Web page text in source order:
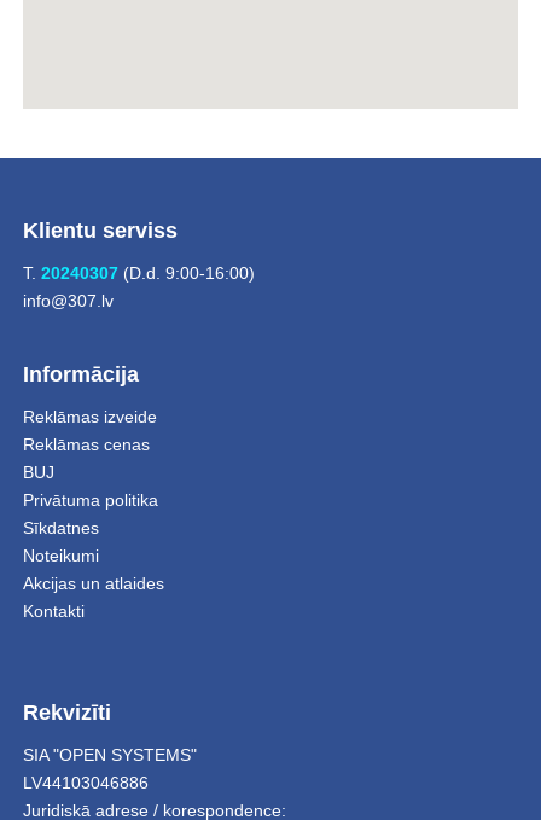
Klientu serviss
T. 20240307(D.d. 9:00-16:00)
info@307.lv
Informācija
Reklāmas izveide
Reklāmas cenas
BUJ
Privātuma politika
Sīkdatnes
Noteikumi
Akcijas un atlaides
Kontakti
Rekvizīti
SIA "OPEN SYSTEMS"
LV44103046886
Juridiskā adrese / korespondence: